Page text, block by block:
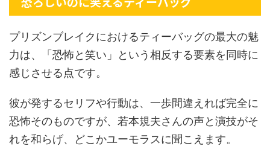
プリズンブレイクにおけるティーバッグの最大の魅
力は、「恐怖と笑い」という相反する要素を同時に
感じさせる点です。
彼が発するセリフや行動は、一歩間違えれば完全に
恐怖そのものですが、若本規夫さんの声と演技がそ
れを和らげ、どこかユーモラスに聞こえます。